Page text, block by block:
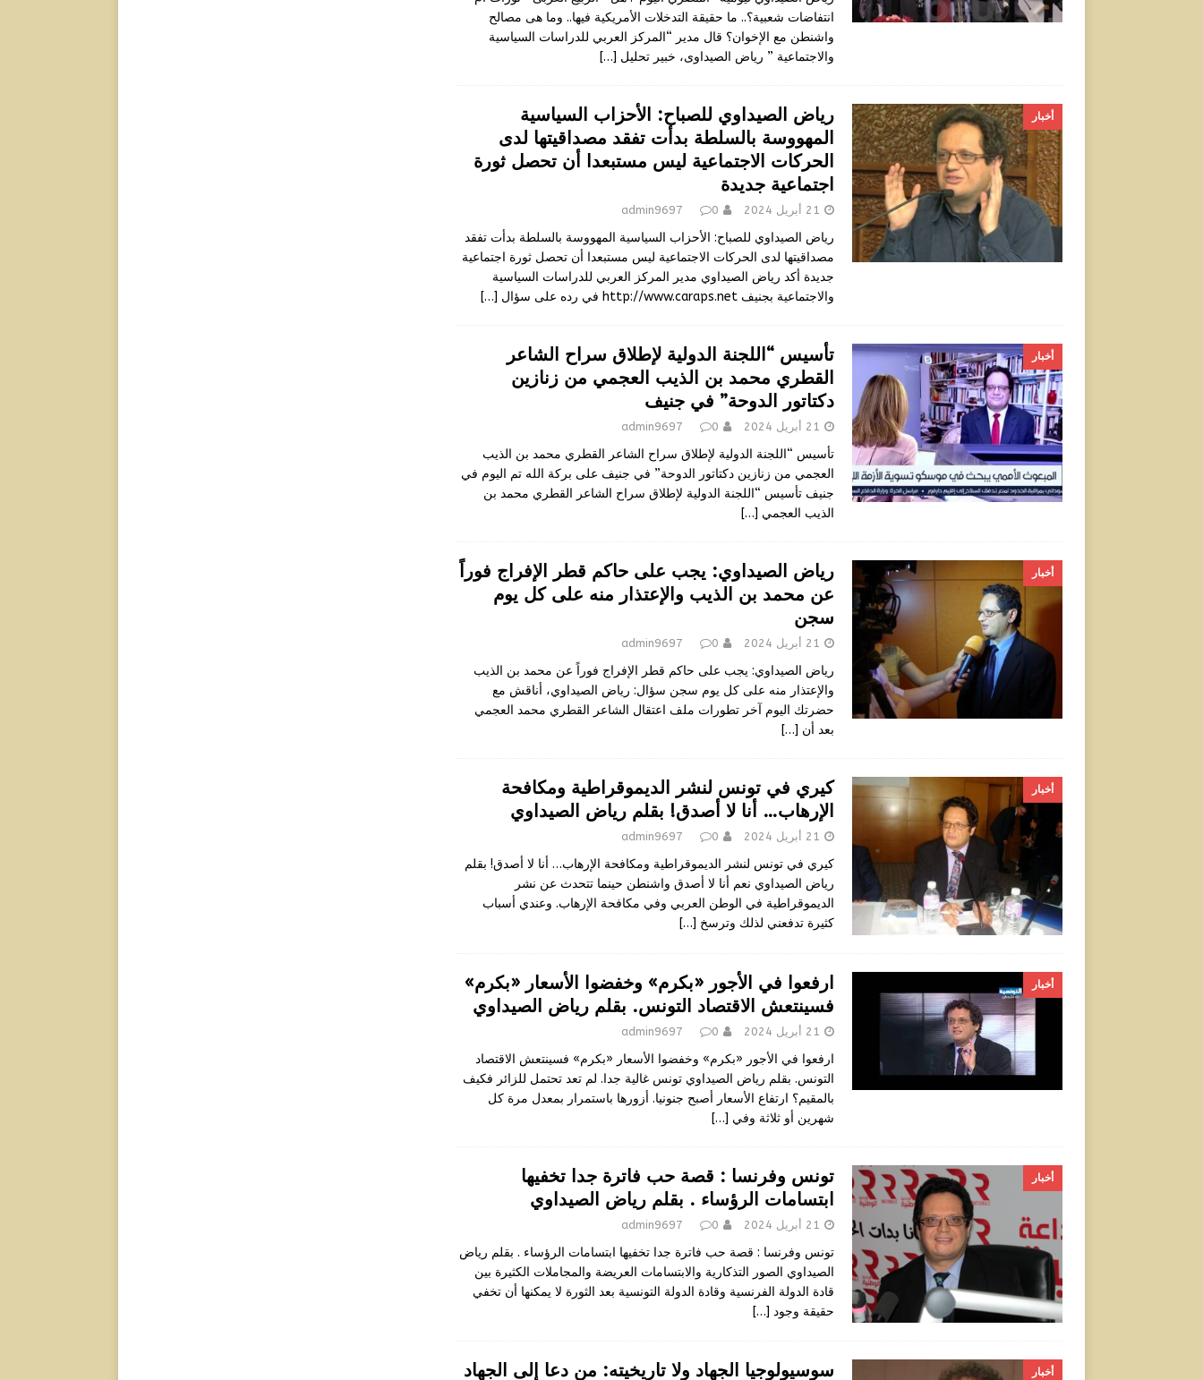
انتفاضات شعبية؟.. ما حقيقة التدخلات الأمريكية فيها.. وما هى مصالح
واشنطن مع الإخوان؟ قال مدير “المركز العربي للدراسات السياسية
والاجتماعية ” رياض الصيداوى، خبير تحليل […]
أخبار
رياض الصيداوي للصباح: الأحزاب السياسية
المهووسة بالسلطة بدأت تفقد مصداقيتها لدى
الحركات الاجتماعية ليس مستبعدا أن تحصل ثورة
اجتماعية جديدة
21 أبريل 2024 admin9697 0
رياض الصيداوي للصباح: الأحزاب السياسية المهووسة بالسلطة بدأت تفقد
مصداقيتها لدى الحركات الاجتماعية ليس مستبعدا أن تحصل ثورة اجتماعية
جديدة أكد رياض الصيداوي مدير المركز العربي للدراسات السياسية
والاجتماعية بجنيف http://www.caraps.net في رده على سؤال
[…]
أخبار
تأسيس “اللجنة الدولية لإطلاق سراح الشاعر
القطري محمد بن الذيب العجمي من زنازين
دكتاتور الدوحة” في جنيف
21 أبريل 2024 admin9697 0
تأسيس “اللجنة الدولية لإطلاق سراح الشاعر القطري محمد بن الذيب
العجمي من زنازين دكتاتور الدوحة” في جنيف على بركة الله تم اليوم في
جنيف تأسيس “اللجنة الدولية لإطلاق سراح الشاعر القطري محمد بن
الذيب العجمي […]
أخبار
رياض الصيداوي: يجب على حاكم قطر الإفراج فوراً
عن محمد بن الذيب والإعتذار منه على كل يوم
سجن
21 أبريل 2024 admin9697 0
رياض الصيداوي: يجب على حاكم قطر الإفراج فوراً عن محمد بن الذيب
والإعتذار منه على كل يوم سجن سؤال: رياض الصيداوي، أناقش مع
حضرتك اليوم آخر تطورات ملف اعتقال الشاعر القطري محمد العجمي
بعد أن […]
أخبار
كيري في تونس لنشر الديموقراطية ومكافحة
الإرهاب… أنا لا أصدق! بقلم رياض الصيداوي
21 أبريل 2024 admin9697 0
كيري في تونس لنشر الديموقراطية ومكافحة الإرهاب… أنا لا أصدق! بقلم
رياض الصيداوي نعم أنا لا أصدق واشنطن حينما تتحدث عن نشر
الديموقراطية في الوطن العربي وفي مكافحة الإرهاب. وعندي أسباب
كثيرة تدفعني لذلك وترسخ […]
أخبار
ارفعوا في الأجور «بكرم» وخفضوا الأسعار «بكرم»
فسينتعش الاقتصاد التونس. بقلم رياض الصيداوي
21 أبريل 2024 admin9697 0
ارفعوا في الأجور «بكرم» وخفضوا الأسعار «بكرم» فسينتعش الاقتصاد
التونس. بقلم رياض الصيداوي تونس غالية جدا. لم تعد تحتمل للزائر فكيف
بالمقيم؟ ارتفاع الأسعار أصبح جنونيا. أزورها باستمرار بمعدل مرة كل
شهرين أو ثلاثة وفي […]
أخبار
تونس وفرنسا : قصة حب فاترة جدا تخفيها
ابتسامات الرؤساء . بقلم رياض الصيداوي
21 أبريل 2024 admin9697 0
تونس وفرنسا : قصة حب فاترة جدا تخفيها ابتسامات الرؤساء . بقلم رياض
الصيداوي الصور التذكارية والابتسامات العريضة والمجاملات الكثيرة بين
قادة الدولة الفرنسية وقادة الدولة التونسية بعد الثورة لا يمكنها أن تخفي
حقيقة وجود […]
أخبار
سوسيولوجيا الجهاد ولا تاريخيته: من دعا إلى الجهاد